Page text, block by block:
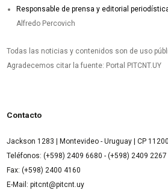
Responsable de prensa y editorial
Alfredo Percovich
Todas las noticias y contenidos son de uso
Agradecemos citar la fuente: Portal PITCNT.UY
Contacto
Jackson 1283 | Montevideo - Uruguay | CP 11200
Teléfonos: (+598) 2409 6680 - (+598) 2409 2267
Fax: (+598) 2400 4160
E-Mail: pitcnt@pitcnt.uy